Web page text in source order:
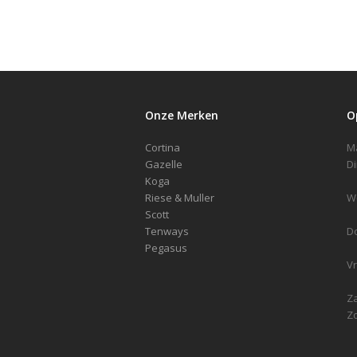
Onze Merken
Cortina
Gazelle
Koga
Riese & Muller
Scott
Tenways
Pegasus